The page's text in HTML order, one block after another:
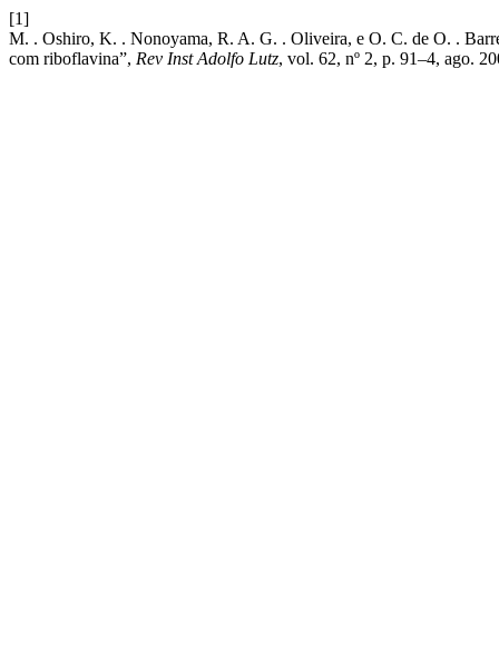
[1]
M. . Oshiro, K. . Nonoyama, R. A. G. . Oliveira, e O. C. de O. .
com riboflavina”, Rev Inst Adolfo Lutz, vol. 62, nº 2, p. 91–4, ago.